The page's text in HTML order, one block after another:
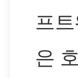
프
은